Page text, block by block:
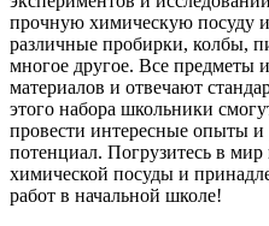
прочную химическую посуду
различные пробирки, колбы,
многое другое. Все предметы
материалов и отвечают
этого набора школьники
провести интересные опыты
потенциал. Погрузитесь в
химической посуды и
работ в начальной школе!